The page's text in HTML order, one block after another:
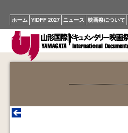
ホーム YIDFF 2027 ニュース 映画祭について